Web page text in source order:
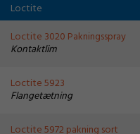
Loctite
Loctite 3020 Pakningsspray
Kontaktlim
Loctite 5923
Flangetætning
Loctite 5972 pakning sort